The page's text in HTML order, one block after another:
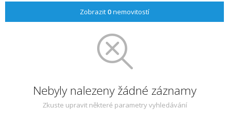
Zobrazit 0nemovitostí
Nebyly nalezeny žádné záznamy
Zkuste upravit některé parametry vyhledávání